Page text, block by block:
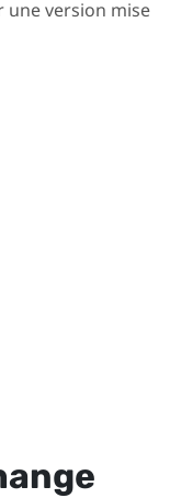
une version mise